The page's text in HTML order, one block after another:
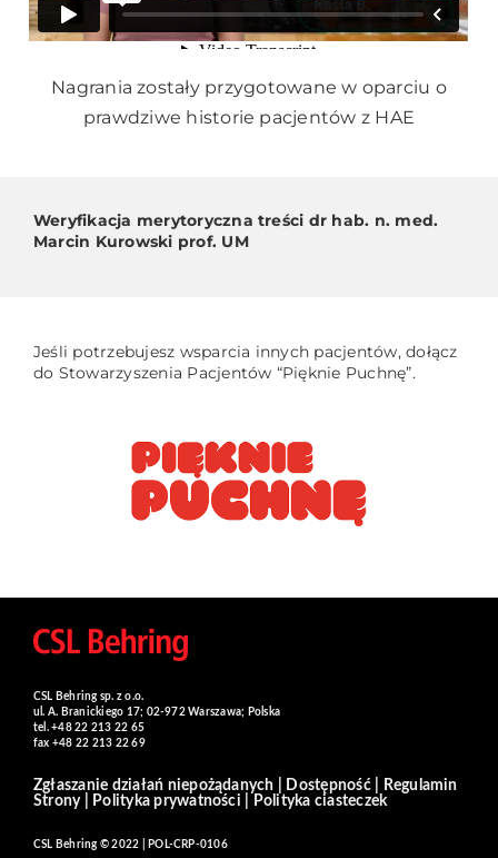
Nagrania zostały przygotowane w oparciu o
prawdziwe historie pacjentów z HAE
Weryfikacja merytoryczna treści dr hab. n. med.
Marcin Kurowski prof. UM
Jeśli potrzebujesz wsparcia innych pacjentów, dołącz
do Stowarzyszenia Pacjentów “Pięknie Puchnę”.
CSL Behring sp. z o.o.
ul. A. Branickiego 17; 02-972 Warszawa; Polska
tel. +48 22 213 22 65
fax +48 22 213 22 69
Zgłaszanie działań niepożądanych Dostępność|
Regulamin
Strony| Polityka prywatności Polityka ciasteczek
CSL Behring © 2022 | POL-CRP-0106